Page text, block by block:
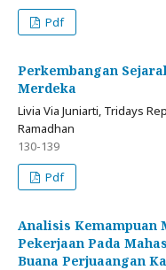
Pdf
Perkembangan
Merdeka
Livia Via Juniarti, Tridays
Ramadhan
130-139
Pdf
Analisis Kemampuan
Pekerjaan Pada
Buana Perjuaangan